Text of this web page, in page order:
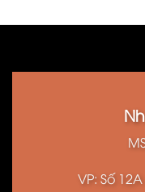
VP: Số